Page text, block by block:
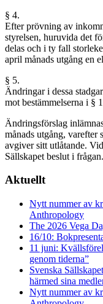
§ 4.
Efter prövning av
styrelsen, huruvida det
delas och i ty fall
april månads utgång en
§ 5.
Ändringar i dessa
mot bestämmelserna i §
Ändringsförslag
månads utgång, varefter
avgiver sitt utlåtande.
Sällskapet beslut i frågan.
Aktuellt
Nytt nummer av
Anthropology
The 2026 Vega
16/10:
11 juni:
genom tiderna”
Svenska
härmed sina
Nytt nummer av